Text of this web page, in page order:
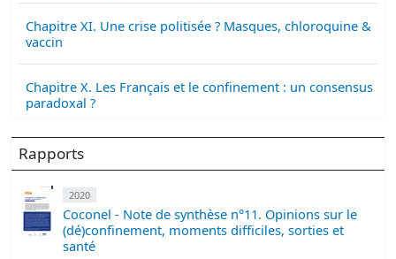
Chapitre XI. Une crise politisée ? Masques, chloroquine &
vaccin
Chapitre X. Les Français et le confinement : un consensus
paradoxal ?
Rapports
2020
Coconel - Note de synthèse n°11. Opinions sur le
(dé)confinement, moments difficiles, sorties et
santé